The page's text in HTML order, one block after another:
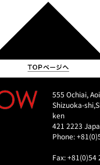
555 Ochiai,
Shizuoka-
ken
421 2223
Phone:
Fax: +81(0)54